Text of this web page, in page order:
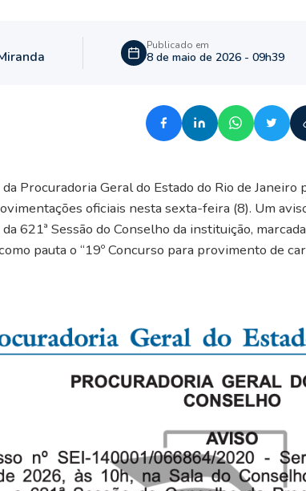
Publicado em
8 de maio de 2026 - 09h39
Procuradoria Geral do Estado do Rio de
oficiais nesta sexta-feira (8). Um
621ª Sessão do Conselho da instituição,
pauta o “19º Concurso para provimento de